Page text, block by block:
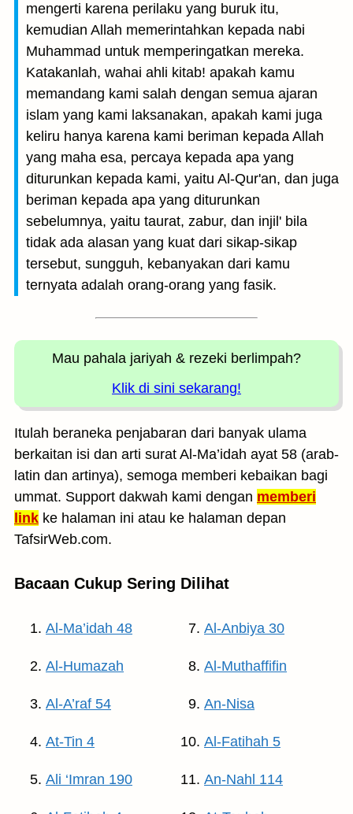
mengerti karena perilaku yang buruk itu,
kemudian Allah memerintahkan kepada nabi
Muhammad untuk memperingatkan mereka.
Katakanlah, wahai ahli kitab! apakah kamu
memandang kami salah dengan semua ajaran
islam yang kami laksanakan, apakah kami juga
keliru hanya karena kami beriman kepada Allah
yang maha esa, percaya kepada apa yang
diturunkan kepada kami, yaitu Al-Qur'an, dan juga
beriman kepada apa yang diturunkan
sebelumnya, yaitu taurat, zabur, dan injil' bila
tidak ada alasan yang kuat dari sikap-sikap
tersebut, sungguh, kebanyakan dari kamu
ternyata adalah orang-orang yang fasik.
Mau pahala jariyah & rezeki berlimpah?
Klik di sini sekarang!
Itulah beraneka penjabaran dari banyak ulama
berkaitan isi dan arti surat Al-Ma’idah ayat 58 (arab-
latin dan artinya), semoga memberi kebaikan bagi
ummat. Support dakwah kami dengan memberi
link ke halaman ini atau ke halaman depan
TafsirWeb.com.
Bacaan Cukup Sering Dilihat
Al-Ma’idah 48
Al-Humazah
Al-A’raf 54
At-Tin 4
Ali ‘Imran 190
Al-Anbiya 30
Al-Muthaffifin
An-Nisa
Al-Fatihah 5
An-Nahl 114